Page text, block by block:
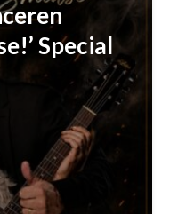
Special